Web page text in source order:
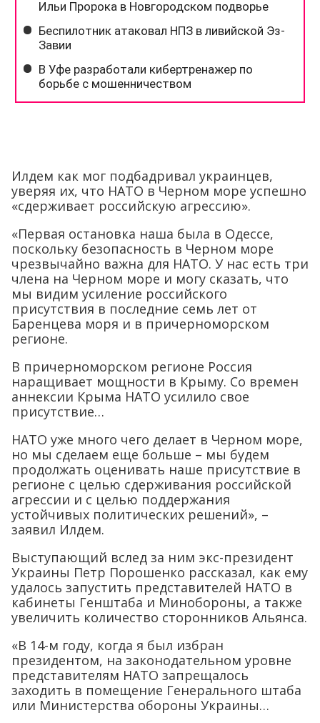
Илдем как мог подбадривал украинцев,
уверяя их, что НАТО в Черном море успешно
«сдерживает российскую агрессию».
«Первая остановка наша была в Одессе,
поскольку безопасность в Черном море
чрезвычайно важна для НАТО. У нас есть три
члена на Черном море и могу сказать, что
мы видим усиление российского
присутствия в последние семь лет от
Баренцева моря и в причерноморском
регионе.
В причерноморском регионе Россия
наращивает мощности в Крыму. Со времен
аннексии Крыма НАТО усилило свое
присутствие…
НАТО уже много чего делает в Черном море,
но мы сделаем еще больше – мы будем
продолжать оценивать наше присутствие в
регионе с целью сдерживания российской
агрессии и с целью поддержания
устойчивых политических решений», –
заявил Илдем.
Выступающий вслед за ним экс-президент
Украины Петр Порошенко рассказал, как ему
удалось запустить представителей НАТО в
кабинеты Генштаба и Минобороны, а также
увеличить количество сторонников Альянса.
«В 14-м году, когда я был избран
президентом, на законодательном уровне
представителям НАТО запрещалось
заходить в помещение Генерального штаба
или Министерства обороны Украины…